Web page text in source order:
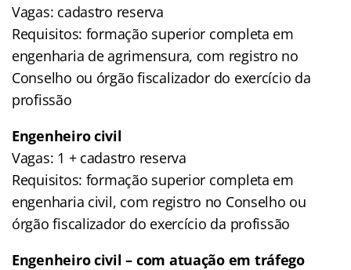
Vagas: cadastro reserva
Requisitos: formação superior completa em
engenharia de agrimensura, com registro no
Conselho ou órgão fiscalizador do exercício da
profissão
Engenheiro civil
Vagas: 1 + cadastro reserva
Requisitos: formação superior completa em
engenharia civil, com registro no Conselho ou
órgão fiscalizador do exercício da profissão
Engenheiro civil – com atuação em tráfego